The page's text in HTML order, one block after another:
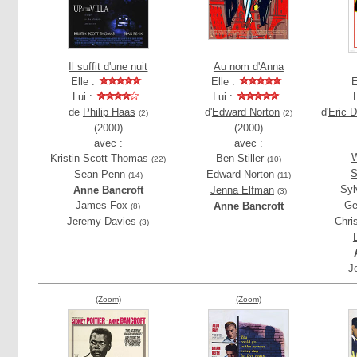
Il suffit d'une nuit
Elle :
Lui :
de Philip Haas (2)
(2000)
avec :
Kristin Scott Thomas (22)
Sean Penn (14)
Anne Bancroft
James Fox (8)
Jeremy Davies (3)
Au nom d'Anna
Elle :
Lui :
d'Edward Norton (2)
(2000)
avec :
Ben Stiller (10)
Edward Norton (11)
Jenna Elfman (3)
Anne Bancroft
d'Eric
(Zoom) (Zoom)